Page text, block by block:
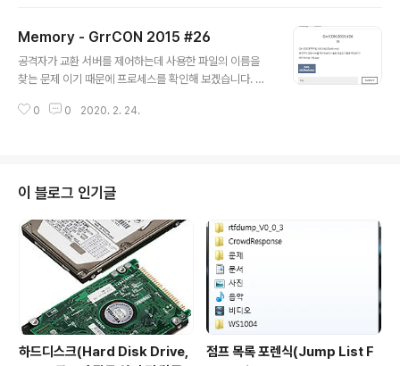
Memory - GrrCON 2015 #26
공격자가 교환 서버를 제어하는데 사용한 파일의 이름을
찾는 문제 이기 때문에 프로세스를 확인해 보겠습니다. w3
p.exe 하위에 cmd.exe 프로세스가 많이 돌고 있습니다.
px 를 검색해 보겠습니다. error1.aspx 라는 코드가 있습
니다. 파일의 내용이 난독화 되어있는데 해당 값을 난독화
해제 해보겠습니다 Site : https://www.strictly-softw
are.com/unpacker#unpacker 난독화 해제를 진행해
보니 base64 인코..
0 0 2020. 2. 24.
이 블로그 인기글
하드디스크(Hard Disk Drive,
점프 목록 포렌식(Jump List F